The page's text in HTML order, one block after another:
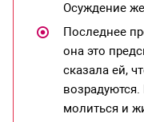
Осуждение
Последнее
она это
сказала ей,
молиться и